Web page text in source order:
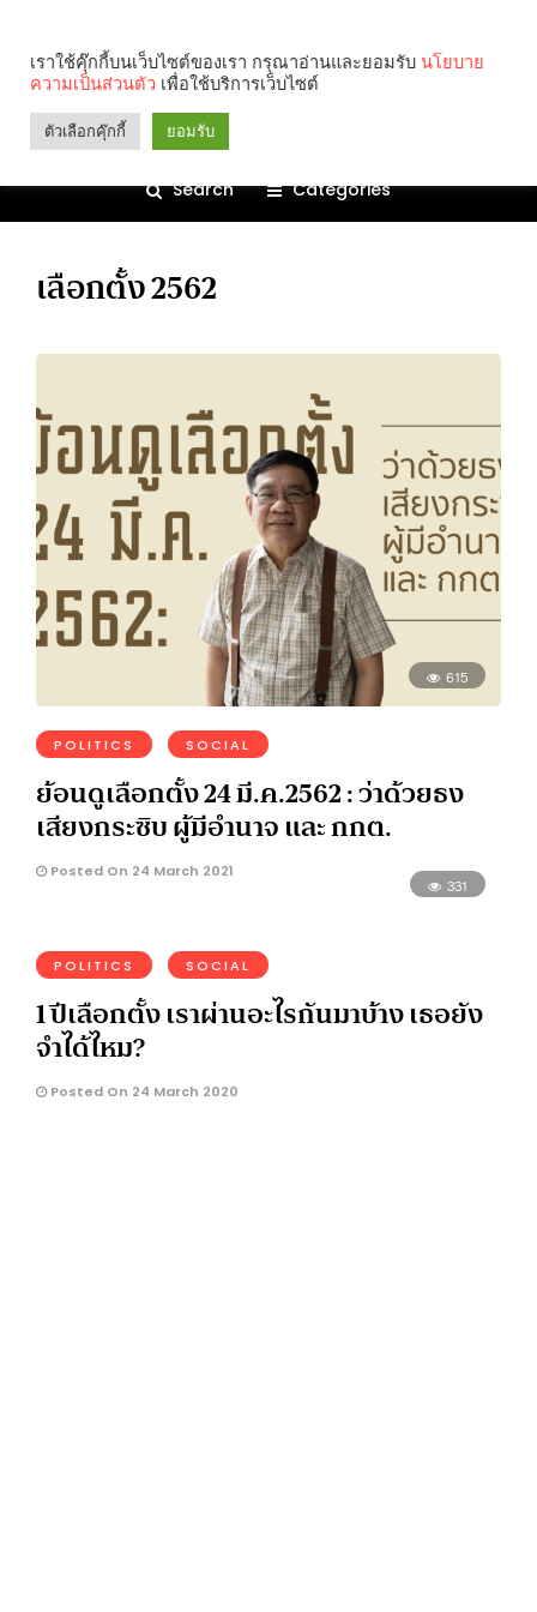
Search Categories
เลือกตั้ง 2562
615
POLITICS SOCIAL
ย้อนดูเลือกตั้ง 24 มี.ค.2562 : ว่าด้วยธง
เสียงกระซิบ ผู้มีอำนาจ และ กกต.
Posted On 24 March 2021
331
POLITICS SOCIAL
1 ปีเลือกตั้ง เราผ่านอะไรกันมาบ้าง เธอยัง
จำได้ไหม?
Posted On 24 March 2020
เราใช้คุ๊กกี้บนเว็บไซต์ของเรา กรุณาอ่านและยอมรับ นโยบาย
ความเป็นส่วนตัว เพื่อใช้บริการเว็บไซต์
ตัวเลือกคุ๊กกี้ ยอมรับ